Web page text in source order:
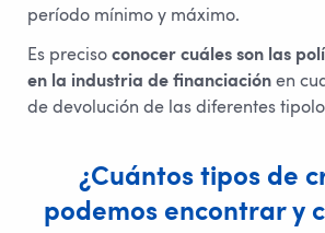
período mínimo y máximo.
Es preciso conocer cuáles son las
en la industria de financiación en
de devolución de las diferentes
¿Cuántos tipos de
podemos encontrar y